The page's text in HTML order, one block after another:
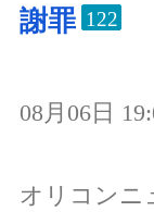
謝罪 122
08月06日
オリコンニ